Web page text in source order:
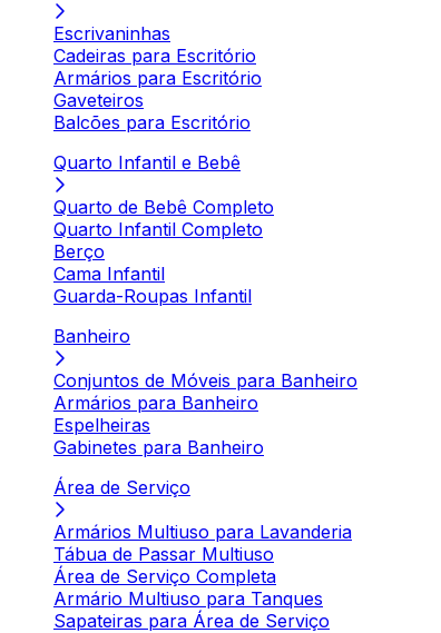
Escrivaninhas
Cadeiras para Escritório
Armários para Escritório
Gaveteiros
Balcões para Escritório
Quarto Infantil e Bebê
Quarto de Bebê Completo
Quarto Infantil Completo
Berço
Cama Infantil
Guarda-Roupas Infantil
Banheiro
Conjuntos de Móveis para Banheiro
Armários para Banheiro
Espelheiras
Gabinetes para Banheiro
Área de Serviço
Armários Multiuso para Lavanderia
Tábua de Passar Multiuso
Área de Serviço Completa
Armário Multiuso para Tanques
Sapateiras para Área de Serviço